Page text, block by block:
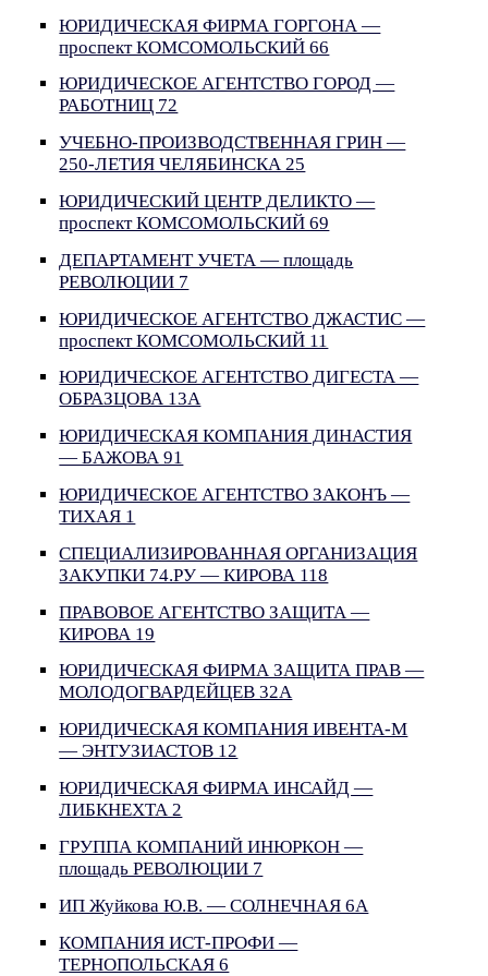
ЮРИДИЧЕСКАЯ ФИРМА ГОРГОНА —
проспект КОМСОМОЛЬСКИЙ 66
ЮРИДИЧЕСКОЕ АГЕНТСТВО ГОРОД —
РАБОТНИЦ 72
УЧЕБНО-ПРОИЗВОДСТВЕННАЯ ГРИН —
250-ЛЕТИЯ ЧЕЛЯБИНСКА 25
ЮРИДИЧЕСКИЙ ЦЕНТР ДЕЛИКТО —
проспект КОМСОМОЛЬСКИЙ 69
ДЕПАРТАМЕНТ УЧЕТА — площадь
РЕВОЛЮЦИИ 7
ЮРИДИЧЕСКОЕ АГЕНТСТВО ДЖАСТИС —
проспект КОМСОМОЛЬСКИЙ 11
ЮРИДИЧЕСКОЕ АГЕНТСТВО ДИГЕСТА —
ОБРАЗЦОВА 13А
ЮРИДИЧЕСКАЯ КОМПАНИЯ ДИНАСТИЯ
— БАЖОВА 91
ЮРИДИЧЕСКОЕ АГЕНТСТВО ЗАКОНЪ —
ТИХАЯ 1
СПЕЦИАЛИЗИРОВАННАЯ ОРГАНИЗАЦИЯ
ЗАКУПКИ 74.РУ — КИРОВА 118
ПРАВОВОЕ АГЕНТСТВО ЗАЩИТА —
КИРОВА 19
ЮРИДИЧЕСКАЯ ФИРМА ЗАЩИТА ПРАВ —
МОЛОДОГВАРДЕЙЦЕВ 32А
ЮРИДИЧЕСКАЯ КОМПАНИЯ ИВЕНТА-М
— ЭНТУЗИАСТОВ 12
ЮРИДИЧЕСКАЯ ФИРМА ИНСАЙД —
ЛИБКНЕХТА 2
ГРУППА КОМПАНИЙ ИНЮРКОН —
площадь РЕВОЛЮЦИИ 7
ИП Жуйкова Ю.В. — СОЛНЕЧНАЯ 6А
КОМПАНИЯ ИСТ-ПРОФИ —
ТЕРНОПОЛЬСКАЯ 6